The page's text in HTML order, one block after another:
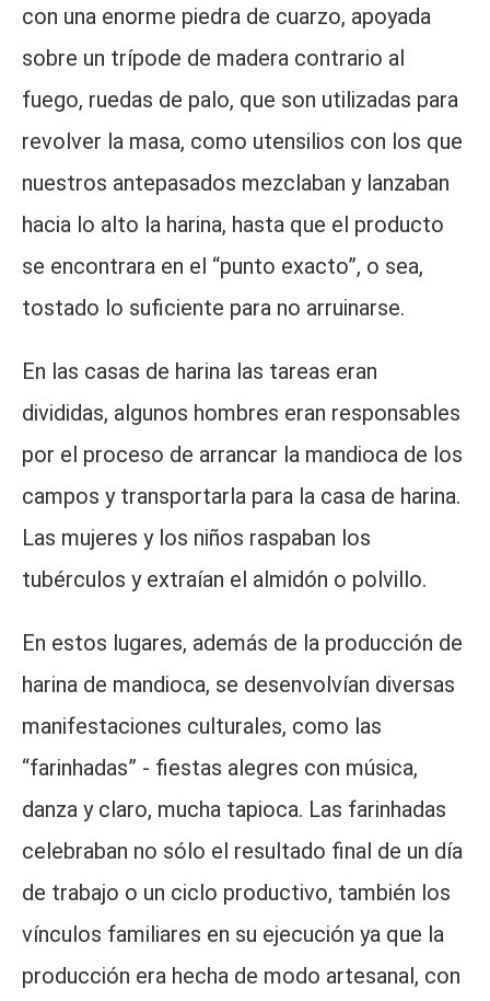
con una enorme piedra de cuarzo, apoyada
sobre un trípode de madera contrario al
fuego, ruedas de palo, que son utilizadas para
revolver la masa, como utensilios con los que
nuestros antepasados mezclaban y lanzaban
hacia lo alto la harina, hasta que el producto
se encontrara en el “punto exacto”, o sea,
tostado lo suficiente para no arruinarse.
En las casas de harina las tareas eran
divididas, algunos hombres eran responsables
por el proceso de arrancar la mandioca de los
campos y transportarla para la casa de harina.
Las mujeres y los niños raspaban los
tubérculos y extraían el almidón o polvillo.
En estos lugares, además de la producción de
harina de mandioca, se desenvolvían diversas
manifestaciones culturales, como las
“farinhadas” - fiestas alegres con música,
danza y claro, mucha tapioca. Las farinhadas
celebraban no sólo el resultado final de un día
de trabajo o un ciclo productivo, también los
vínculos familiares en su ejecución ya que la
producción era hecha de modo artesanal, con